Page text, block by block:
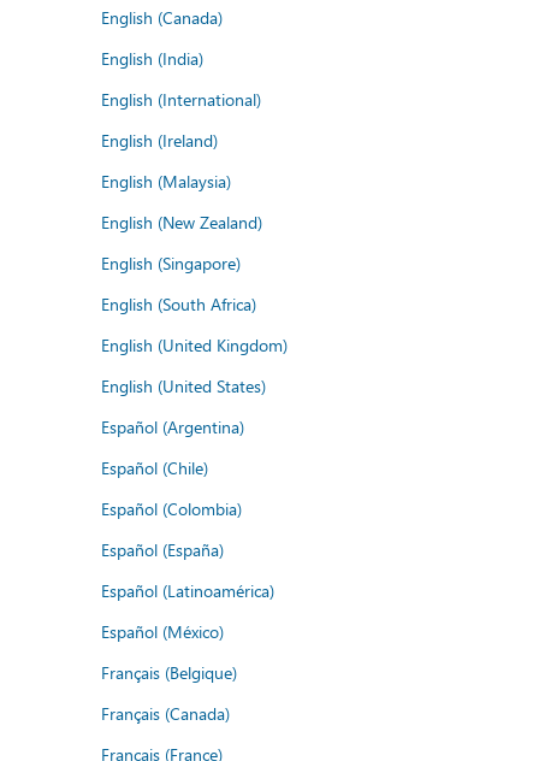
English (Canada)
English (India)
English (International)
English (Ireland)
English (Malaysia)
English (New Zealand)
English (Singapore)
English (South Africa)
English (United Kingdom)
English (United States)
Español (Argentina)
Español (Chile)
Español (Colombia)
Español (España)
Español (Latinoamérica)
Español (México)
Français (Belgique)
Français (Canada)
Français (France)